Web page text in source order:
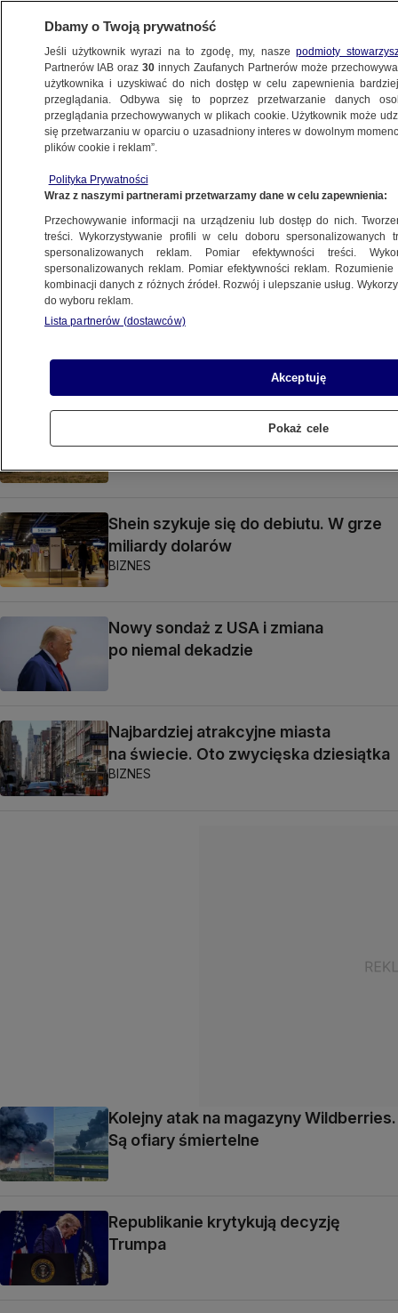
ŚWIAT
NAJNOWSZE INFORMACJE
osób zawróciła
Cios w ukraińską gospodarkę.
BIZNES
Węgry pod presją. Jeszcze kilka
dni niepewności wokół elektrowni
Shein szykuje się do debiutu. W grze
miliardy dolarów
BIZNES
Nowy sondaż z USA i zmiana
po niemal dekadzie
Najbardziej atrakcyjne miasta
na świecie. Oto zwycięska dziesiątka
BIZNES
Kolejny atak na magazyny Wildberries.
Są ofiary śmiertelne
Republikanie krytykują decyzję
Trumpa
Dbamy o Twoją prywatność
Jeśli użytkownik wyrazi na to zgodę, my, naszepodmioty
Partnerów IAB oraz30 innych Zaufanych Partnerów może
użytkownika i uzyskiwać do nich dostęp w celu zapewnienia
przeglądania. Odbywa się to poprzez przetwarzanie danych
przeglądania przechowywanych w plikach cookie. Użytkownik może
się przetwarzaniu w oparciu o uzasadniony interes w dowolnym
plików cookie i reklam”.
Polityka Prywatności
Wraz z naszymi partnerami przetwarzamy dane w celu zapewnienia:
Przechowywanie informacji na urządzeniu lub dostęp do nich.
treści. Wykorzystywanie profili w celu doboru spersonalizowanych
spersonalizowanych reklam. Pomiar efektywności treści.
spersonalizowanych reklam. Pomiar efektywności reklam.
kombinacji danych z różnych źródeł. Rozwój i ulepszanie usług.
do wyboru reklam.
Lista partnerów (dostawców)
Akceptuję
Pokaż cele